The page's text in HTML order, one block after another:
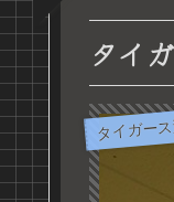
タイ
タイガー